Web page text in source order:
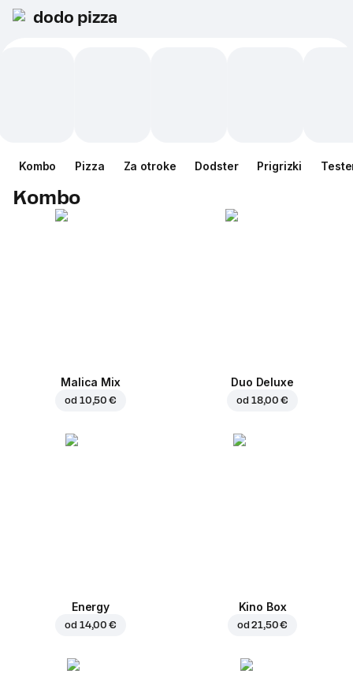
dodo pizza
Kombo Pizza Za otroke Dodster Prigrizki
Kombo
Malica Mix
od 10,50 €
Duo Deluxe
od 18,00 €
Energy
od 14,00 €
Kino Box
od21,50 €